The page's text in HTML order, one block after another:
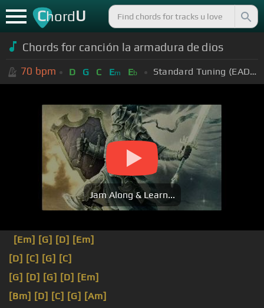
ChordU
Chords for canción la armadura de dios
70 bpm D G C Em Eb Standard Tuning (EADGBE)
Jam Along & Learn...
[Em] [G] [D] [Em]
[D] [C] [G] [C]
[G] [D] [G] [D] [Em]
[Bm] [D] [C] [G] [Am]